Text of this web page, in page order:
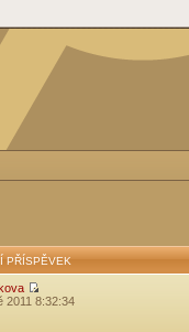
PŘÍSPĚVEK
2011 8:32:34